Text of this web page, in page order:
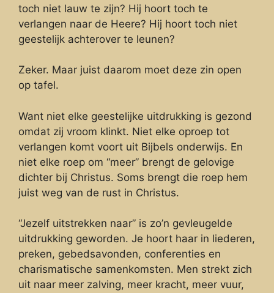
toch niet lauw te zijn? Hij hoort toch te
verlangen naar de Heere? Hij hoort toch niet
geestelijk achterover te leunen?
Zeker. Maar juist daarom moet deze zin open
op tafel.
Want niet elke geestelijke uitdrukking is gezond
omdat zij vroom klinkt. Niet elke oproep tot
verlangen komt voort uit Bijbels onderwijs. En
niet elke roep om “meer” brengt de gelovige
dichter bij Christus. Soms brengt die roep hem
juist weg van de rust in Christus.
“Jezelf uitstrekken naar” is zo’n gevleugelde
uitdrukking geworden. Je hoort haar in liederen,
preken, gebedsavonden, conferenties en
charismatische samenkomsten. Men strekt zich
uit naar meer zalving, meer kracht, meer vuur,